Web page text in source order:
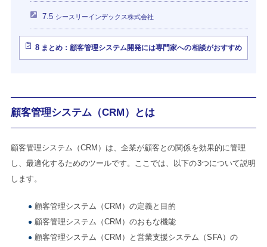
7.5 シースリーインデックス株式会社
8まとめ：顧客管理システム開発には専門家への相談がおすすめ
顧客管理システム（CRM）とは
顧客管理システム（CRM）は、企業が顧客との関係を効果的に管理
し、最適化するためのツールです。ここでは、以下の3つについて説明
します。
顧客管理システム（CRM）の定義と目的
顧客管理システム（CRM）のおもな機能
顧客管理システム（CRM）と営業支援システム（SFA）の